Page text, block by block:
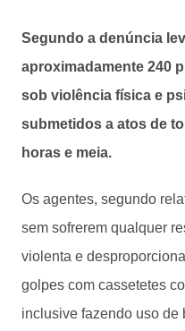
Segundo a denúncia
aproximadamente 240
sob violência física e
submetidos a atos de
horas e meia.
Os agentes, segundo
sem sofrerem qualquer
violenta e
golpes com cassetetes
inclusive fazendo uso de